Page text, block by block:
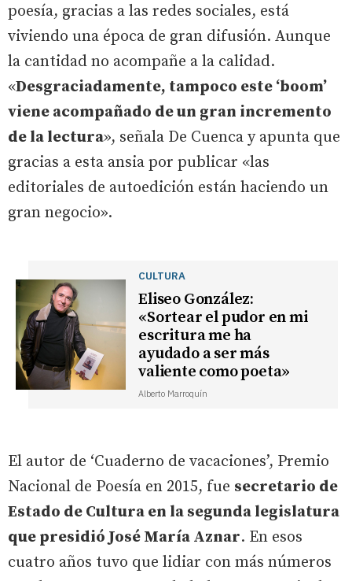
poesía, gracias a las redes sociales, está
viviendo una época de gran difusión. Aunque
la cantidad no acompañe a la calidad.
«Desgraciadamente, tampoco este ‘boom’
viene acompañado de un gran incremento
de la lectura», señala De Cuenca y apunta que
gracias a esta ansia por publicar «las
editoriales de autoedición están haciendo un
gran negocio».
CULTURA
Eliseo González:
«Sortear el pudor en mi
escritura me ha
ayudado a ser más
valiente como poeta»
Alberto Marroquín
El autor de ‘Cuaderno de vacaciones’, Premio
Nacional de Poesía en 2015, fue secretario de
Estado de Cultura en la segunda legislatura
que presidió José María Aznar. En esos
cuatro años tuvo que lidiar con más números